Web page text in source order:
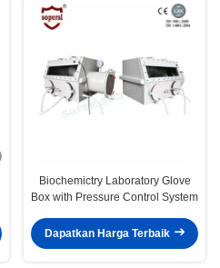
Biochemictry Laboratory Glove
Box with Pressure Control System
Dapatkan Harga Terbaik